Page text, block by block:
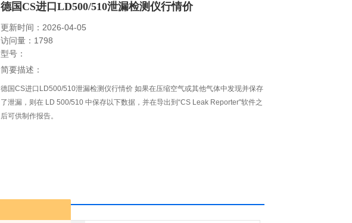
德国CS进口LD500/510泄漏检测仪行情价
更新时间：2026-04-05
访问量：1798
型号：
简要描述：
德国CS进口LD500/510泄漏检测仪行情价 如果在压缩空气或其他气体中发现并保存
了泄漏，则在 LD 500/510 中保存以下数据，并在导出到“CS Leak Reporter"软件之
后可供制作报告。